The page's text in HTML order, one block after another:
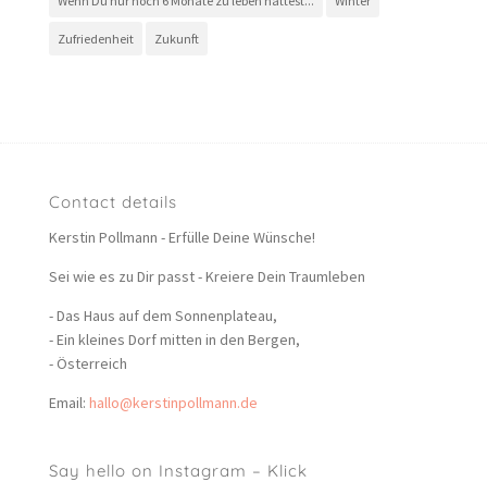
Zufriedenheit Zukunft
Contact details
Kerstin Pollmann - Erfülle Deine Wünsche!
Sei wie es zu Dir passt - Kreiere Dein Traumleben
- Das Haus auf dem Sonnenplateau,
- Ein kleines Dorf mitten in den Bergen,
- Österreich
Email: hallo@kerstinpollmann.de
Say hello on Instagram – Klick